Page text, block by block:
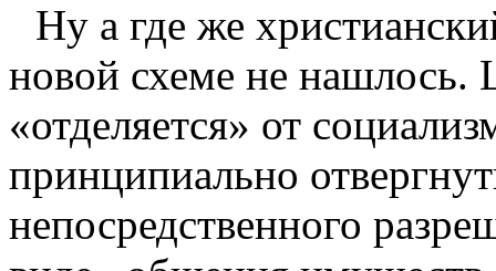
Ну а где же
новой схеме не нашлось.
«отделяется» от
принципиально
непосредственного